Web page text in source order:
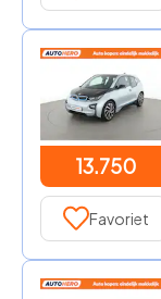
13.750
Favoriet